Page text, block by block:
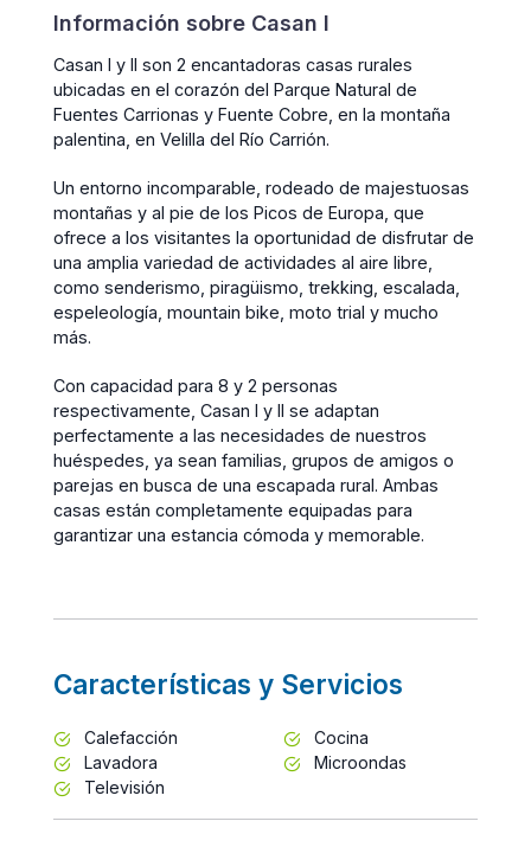
Información sobre Casan I
Casan I y II son 2 encantadoras casas rurales
ubicadas en el corazón del Parque Natural de
Fuentes Carrionas y Fuente Cobre, en la montaña
palentina, en Velilla del Río Carrión.
Un entorno incomparable, rodeado de majestuosas
montañas y al pie de los Picos de Europa, que
ofrece a los visitantes la oportunidad de disfrutar de
una amplia variedad de actividades al aire libre,
como senderismo, piragüismo, trekking, escalada,
espeleología, mountain bike, moto trial y mucho
más.
Con capacidad para 8 y 2 personas
respectivamente, Casan I y II se adaptan
perfectamente a las necesidades de nuestros
huéspedes, ya sean familias, grupos de amigos o
parejas en busca de una escapada rural. Ambas
casas están completamente equipadas para
garantizar una estancia cómoda y memorable.
Características y Servicios
Calefacción
Cocina
Lavadora
Microondas
Televisión